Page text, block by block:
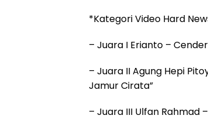
*Kategori Video Hard
– Juara I Erianto –
– Juara II Agung Hepi
Jamur Cirata”
– Juara III Ulfan Rahmad